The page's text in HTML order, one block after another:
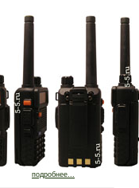
подробнее...